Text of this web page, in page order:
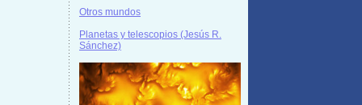
Otros mundos
Planetas y telescopios (Jesús R.
Sánchez)